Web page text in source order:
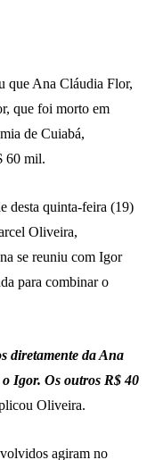
que Ana Cláudia Flor,
que foi morto em
de Cuiabá,
60 mil.
desta quinta-feira (19)
Oliveira,
se reuniu com Igor
para combinar o
diretamente da Ana
Igor. Os outros R$ 40
Oliveira.
agiram no